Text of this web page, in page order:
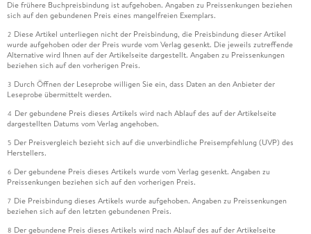
Die frühere Buchpreisbindung ist aufgehoben. Angaben zu Preissenkungen beziehen
sich auf den gebundenen Preis eines mangelfreien Exemplars.
2 Diese Artikel unterliegen nicht der Preisbindung, die Preisbindung dieser Artikel
wurde aufgehoben oder der Preis wurde vom Verlag gesenkt. Die jeweils zutreffende
Alternative wird Ihnen auf der Artikelseite dargestellt. Angaben zu Preissenkungen
beziehen sich auf den vorherigen Preis.
3 Durch Öffnen der Leseprobe willigen Sie ein, dass Daten an den Anbieter der
Leseprobe übermittelt werden.
4 Der gebundene Preis dieses Artikels wird nach Ablauf des auf der Artikelseite
dargestellten Datums vom Verlag angehoben.
5 Der Preisvergleich bezieht sich auf die unverbindliche Preisempfehlung (UVP) des
Herstellers.
6 Der gebundene Preis dieses Artikels wurde vom Verlag gesenkt. Angaben zu
Preissenkungen beziehen sich auf den vorherigen Preis.
7 Die Preisbindung dieses Artikels wurde aufgehoben. Angaben zu Preissenkungen
beziehen sich auf den letzten gebundenen Preis.
8 Der gebundene Preis dieses Artikels wird nach Ablauf des auf der Artikelseite